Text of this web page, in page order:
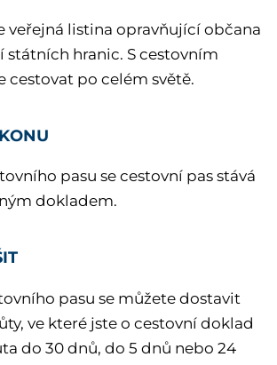
veřejná listina opravňující občana
státních hranic. S cestovním
cestovat po celém světě.
pasu se cestovní pas stává
dokladem.
pasu se můžete dostavit
ve které jste o cestovní doklad
do 30 dnů, do 5 dnů nebo 24